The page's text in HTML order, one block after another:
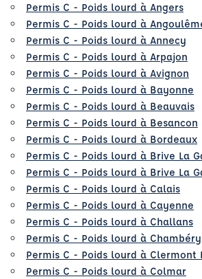
Permis C - Poids lourd à Angers
Permis C - Poids lourd à
Permis C - Poids lourd à Annecy
Permis C - Poids lourd à Arpajon
Permis C - Poids lourd à Avignon
Permis C - Poids lourd à Bayonne
Permis C - Poids lourd à Beauvais
Permis C - Poids lourd à Besancon
Permis C - Poids lourd à Bordeaux
Permis C - Poids lourd à Brive La
Permis C - Poids lourd à Brive La
Permis C - Poids lourd à Calais
Permis C - Poids lourd à Cayenne
Permis C - Poids lourd à Challans
Permis C - Poids lourd à Chambéry
Permis C - Poids lourd à Clermont
Permis C - Poids lourd à Colmar